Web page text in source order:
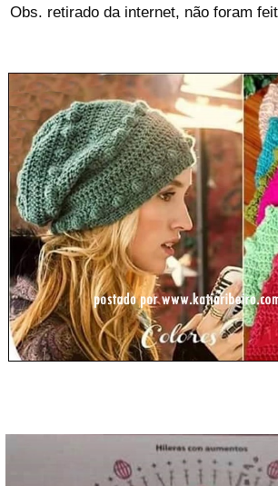
Obs. retirado da internet, não foram